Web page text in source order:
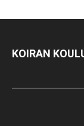
KOIRAN